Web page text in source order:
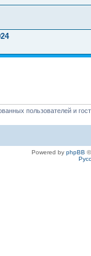
пользователей и
Powered by phpBB